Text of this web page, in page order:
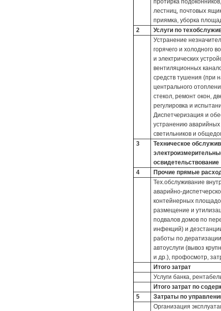
лестниц, почтовых
приямка, уборка
2
Услуги по
Устранение
горячего и холодного
и электрических
вентиляционных
средств тушения (при
центрального
стекол, ремонт окон,
регулировка и
Диспетчеризация и
устранению
светильников и
3
Техническое
освидетельствование
4
Прочие прямые
Тех.обслуживание
аварийно-
контейнерных
размещение и
подвалов домов по
инфекций) и
работы по
автоуслуги (вывоз
и др.), профосмотр,
Итого затрат
Услуги банка,
Итого затрат по
5
Затраты по
Организация